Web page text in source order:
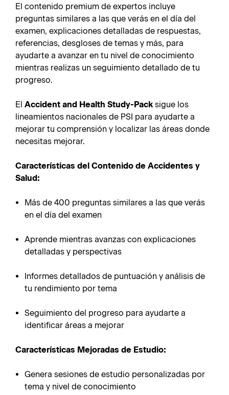
El contenido premium de expertos incluye
preguntas similares a las que verás en el día del
examen, explicaciones detalladas de respuestas,
referencias, desgloses de temas y más, para
ayudarte a avanzar en tu nivel de conocimiento
mientras realizas un seguimiento detallado de tu
progreso.
El Accident and Health Study-Pack sigue los
lineamientos nacionales de PSI para ayudarte a
mejorar tu comprensión y localizar las áreas donde
necesitas mejorar.
Características del Contenido de Accidentes y
Salud:
Más de 400 preguntas similares a las que verás
en el día del examen
Aprende mientras avanzas con explicaciones
detalladas y perspectivas
Informes detallados de puntuación y análisis de
tu rendimiento por tema
Seguimiento del progreso para ayudarte a
identificar áreas a mejorar
Características Mejoradas de Estudio:
Genera sesiones de estudio personalizadas por
tema y nivel de conocimiento